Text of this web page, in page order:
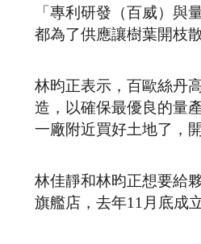
「專利研發（百威）
都為了供應讓樹葉開枝
林昀正表示，百歐絲丹
造，以確保最優良的量
一廠附近買好土地了，
林佳靜和林昀正想要給
旗艦店，去年11月底成